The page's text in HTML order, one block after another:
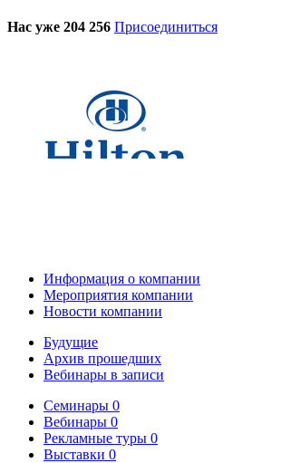
Нас уже 204 256 Присоединиться
Информация о компании
Мероприятия компании
Новости компании
Будущие
Архив прошедших
Вебинары в записи
Семинары 0
Вебинары 0
Рекламные туры 0
Выставки 0